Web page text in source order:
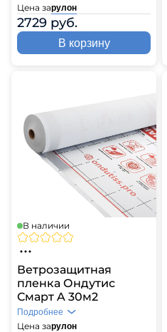
Цена зарулон
2729 руб.
В корзину
В наличии
Ветрозащитная
пленка Ондутис
Смарт A 30м2
Цена зарулон
Подробнее